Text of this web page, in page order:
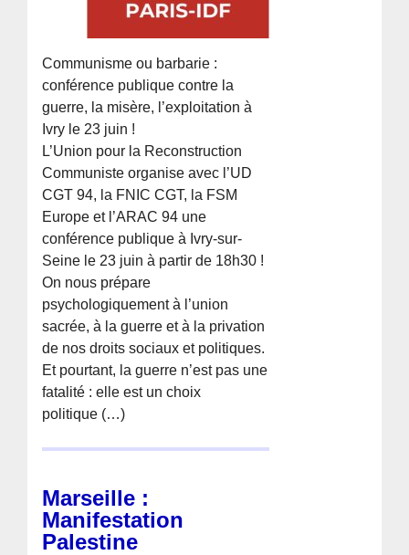
Communisme ou barbarie :
conférence publique contre la
guerre, la misère, l’exploitation à
Ivry le 23 juin !
L’Union pour la Reconstruction
Communiste organise avec l’UD
CGT 94, la FNIC CGT, la FSM
Europe et l’ARAC 94 une
conférence publique à Ivry-sur-
Seine le 23 juin à partir de 18h30 !
On nous prépare
psychologiquement à l’union
sacrée, à la guerre et à la privation
de nos droits sociaux et politiques.
Et pourtant, la guerre n’est pas une
fatalité : elle est un choix
politique (…)
Marseille :
Manifestation
Palestine